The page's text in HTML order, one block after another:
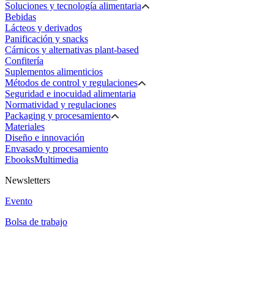
Soluciones y tecnología alimentaria
Bebidas
Lácteos y derivados
Panificación y snacks
Cárnicos y alternativas plant-based
Confitería
Suplementos alimenticios
Métodos de control y regulaciones
Seguridad e inocuidad alimentaria
Normatividad y regulaciones
Packaging y procesamiento
Materiales
Diseño e innovación
Envasado y procesamiento
EbooksMultimedia
Newsletters
Evento
Bolsa de trabajo